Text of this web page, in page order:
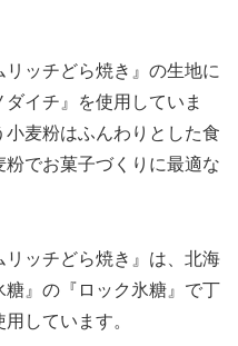
リッチどら焼き』の生地に
イチ』を使用していま
麦粉はふんわりとした食
でお菓子づくりに最適な
リッチどら焼き』は、北海
』の『ロック氷糖』で丁
しています。